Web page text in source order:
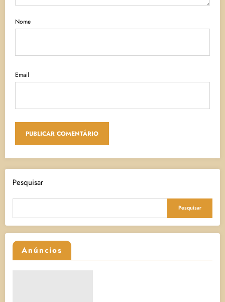
Nome
Email
Pesquisar
Pesquisar
Anúncios